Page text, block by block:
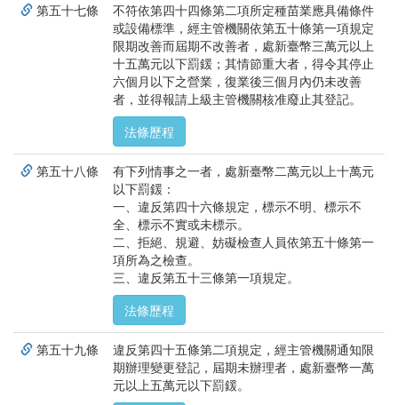
第五十七條
不符依第四十四條第二項所定種苗業應具備條件
或設備標準，經主管機關依第五十條第一項規定
限期改善而屆期不改善者，處新臺幣三萬元以上
十五萬元以下罰鍰；其情節重大者，得令其停止
六個月以下之營業，復業後三個月內仍未改善
者，並得報請上級主管機關核准廢止其登記。
法條歷程
第五十八條
有下列情事之一者，處新臺幣二萬元以上十萬元
以下罰鍰：
一、違反第四十六條規定，標示不明、標示不
全、標示不實或未標示。
二、拒絕、規避、妨礙檢查人員依第五十條第一
項所為之檢查。
三、違反第五十三條第一項規定。
法條歷程
第五十九條
違反第四十五條第二項規定，經主管機關通知限
期辦理變更登記，屆期未辦理者，處新臺幣一萬
元以上五萬元以下罰鍰。